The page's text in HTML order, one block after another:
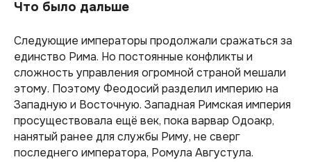
Что было дальше
Следующие императоры продолжали сражаться за
единство Рима. Но постоянные конфликты и
сложность управления огромной страной мешали
этому. Поэтому Феодосий разделил империю на
Западную и Восточную. Западная Римская империя
просуществовала ещё век, пока варвар Одоакр,
нанятый ранее для службы Риму, не сверг
последнего императора, Ромула Августула.